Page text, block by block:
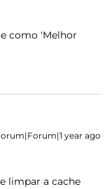
como 'Melhor
year ago
limpar a cache